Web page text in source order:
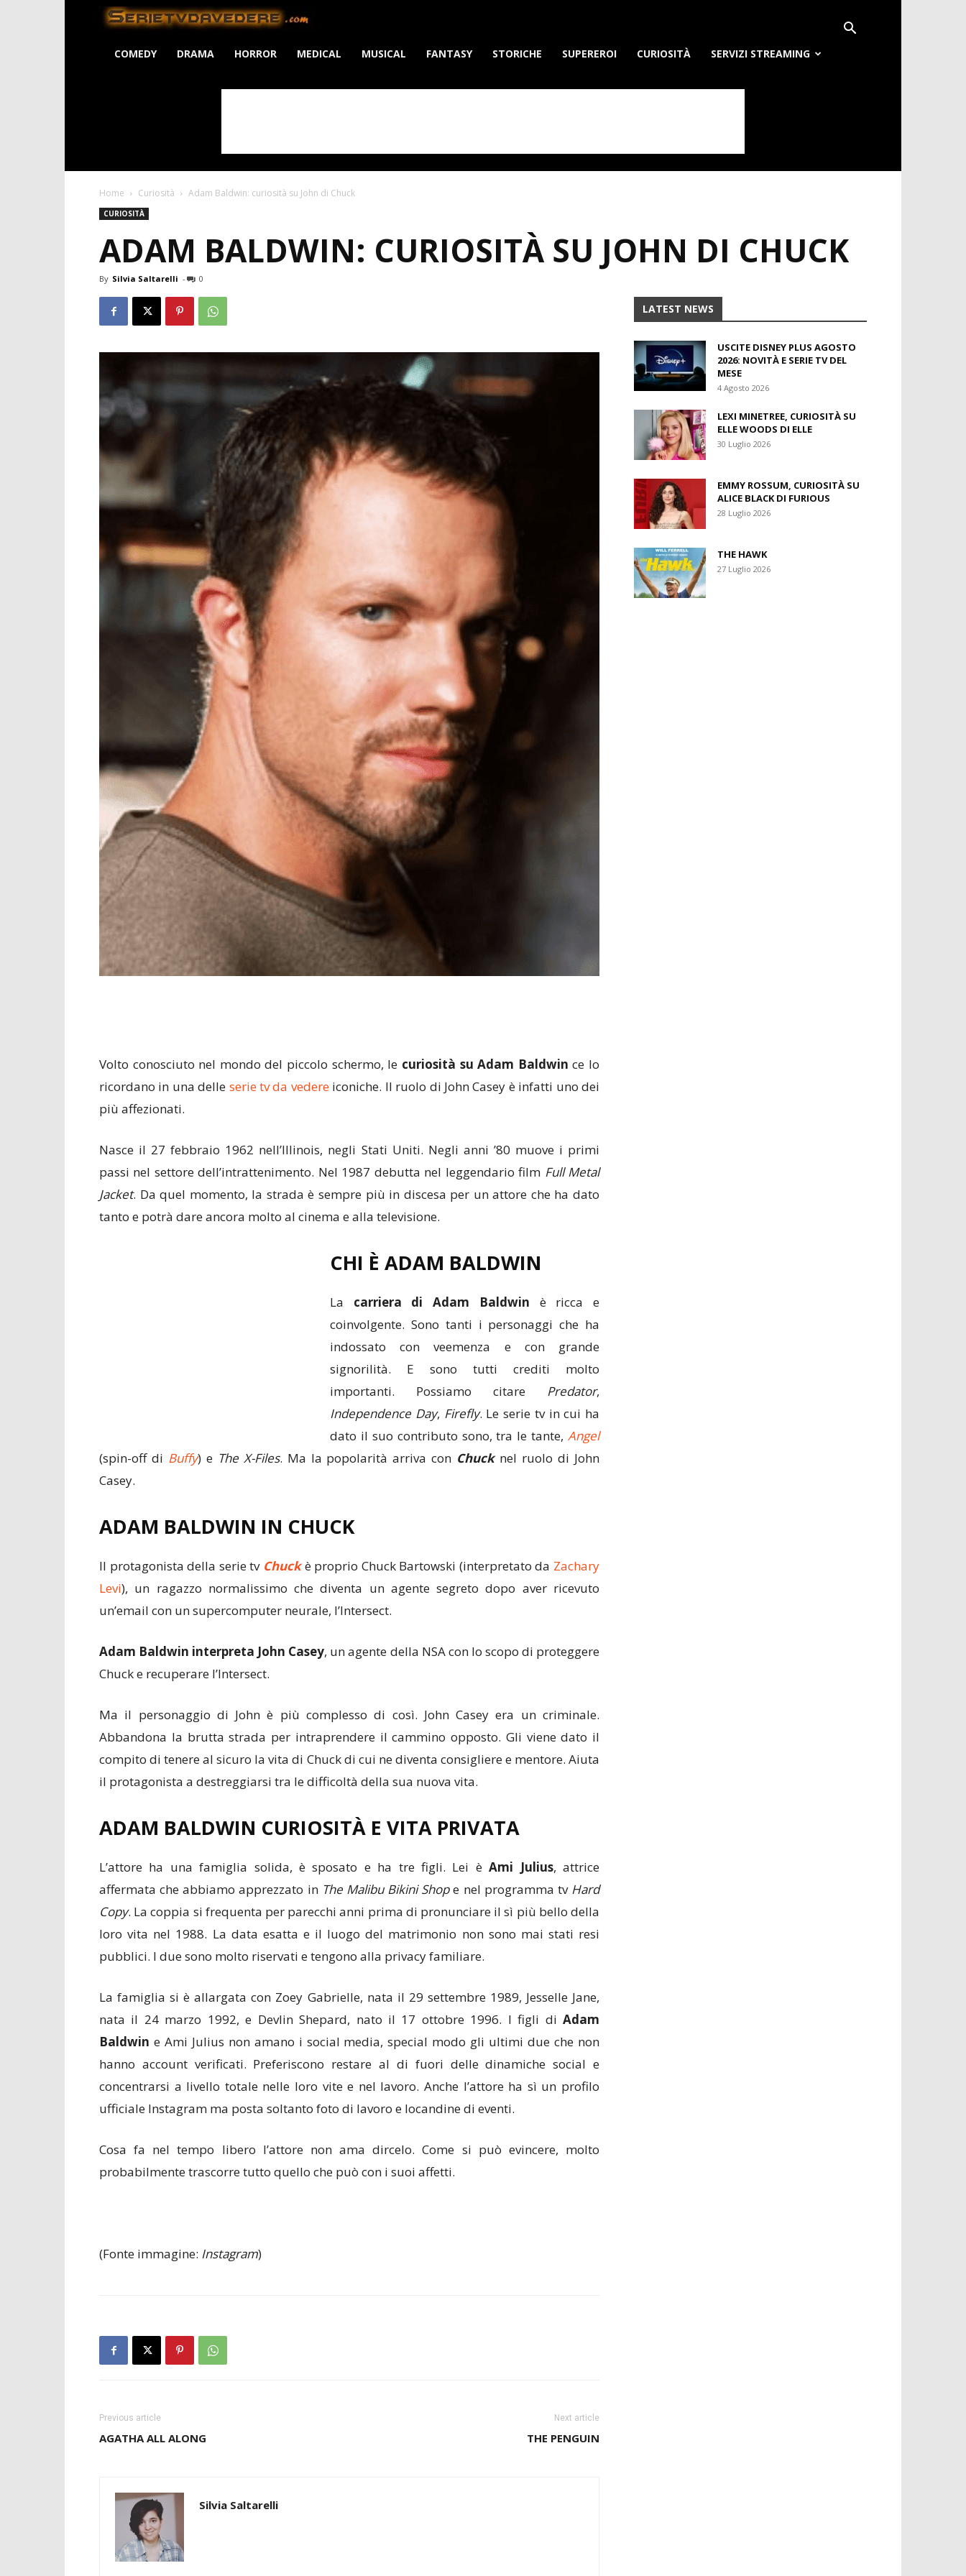
COMEDY DRAMA HORROR MEDICAL MUSICAL FANTASY STORICHE SUPEREROI CURIOSITÀ SERVIZI STREAMING
Home Curiosità Adam Baldwin: curiosità su John di Chuck
CURIOSITÀ
ADAM BALDWIN: CURIOSITÀ SU JOHN DI CHUCK
By Silvia Saltarelli - 0
Volto conosciuto nel mondo del piccolo schermo, le curiosità su Adam Baldwin ce lo
ricordano in una delle serie tv da vedereiconiche. Il ruolo di John Casey è infatti uno dei
più affezionati.
Nasce il 27 febbraio 1962 nell’Illinois, negli Stati Uniti. Negli anni ’80 muove i primi
passi nel settore dell’intrattenimento. Nel 1987 debutta nel leggendario film Full Metal
Jacket. Da quel momento, la strada è sempre più in discesa per un attore che ha dato
tanto e potrà dare ancora molto al cinema e alla televisione.
CHI È ADAM BALDWIN
La carriera di Adam Baldwin è ricca e
coinvolgente. Sono tanti i personaggi che ha
indossato con veemenza e con grande
signorilità. E sono tutti crediti molto
importanti. Possiamo citare Predator,
Independence Day, Firefly. Le serie tv in cui ha
dato il suo contributo sono, tra le tante, Angel
(spin-off di Buffy) e The X-Files. Ma la popolarità arriva con Chucknel ruolo di John
Casey.
ADAM BALDWIN IN CHUCK
Il protagonista della serie tv Chuckè proprio Chuck Bartowski (interpretato da Zachary
Levi), un ragazzo normalissimo che diventa un agente segreto dopo aver ricevuto
un’email con un supercomputer neurale, l’Intersect.
Adam Baldwin interpreta John Casey, un agente della NSA con lo scopo di proteggere
Chuck e recuperare l’Intersect.
Ma il personaggio di John è più complesso di così. John Casey era un criminale.
Abbandona la brutta strada per intraprendere il cammino opposto. Gli viene dato il
compito di tenere al sicuro la vita di Chuck di cui ne diventa consigliere e mentore. Aiuta
il protagonista a destreggiarsi tra le difficoltà della sua nuova vita.
ADAM BALDWIN CURIOSITÀ E VITA PRIVATA
L’attore ha una famiglia solida, è sposato e ha tre figli. Lei èAmi Julius, attrice
affermata che abbiamo apprezzato in The Malibu Bikini Shope nel programma tv Hard
Copy. La coppia si frequenta per parecchi anni prima di pronunciare il sì più bello della
loro vita nel 1988. La data esatta e il luogo del matrimonio non sono mai stati resi
pubblici. I due sono molto riservati e tengono alla privacy familiare.
La famiglia si è allargata con Zoey Gabrielle, nata il 29 settembre 1989, Jesselle Jane,
nata il 24 marzo 1992, e Devlin Shepard, nato il 17 ottobre 1996. I figli di Adam
Baldwin e Ami Julius non amano i social media, special modo gli ultimi due che non
hanno account verificati. Preferiscono restare al di fuori delle dinamiche social e
concentrarsi a livello totale nelle loro vite e nel lavoro. Anche l’attore ha sì un profilo
ufficiale Instagram ma posta soltanto foto di lavoro e locandine di eventi.
Cosa fa nel tempo libero l’attore non ama dircelo. Come si può evincere, molto
probabilmente trascorre tutto quello che può con i suoi affetti.
(Fonte immagine: Instagram)
Previous article
AGATHA ALL ALONG
Next article
THE PENGUIN
Silvia Saltarelli
LATEST NEWS
USCITE DISNEY PLUS AGOSTO
2026: NOVITÀ E SERIE TV DEL
MESE
4 Agosto 2026
LEXI MINETREE, CURIOSITÀ SU
ELLE WOODS DI ELLE
30 Luglio 2026
EMMY ROSSUM, CURIOSITÀ SU
ALICE BLACK DI FURIOUS
28 Luglio 2026
THE HAWK
27 Luglio 2026